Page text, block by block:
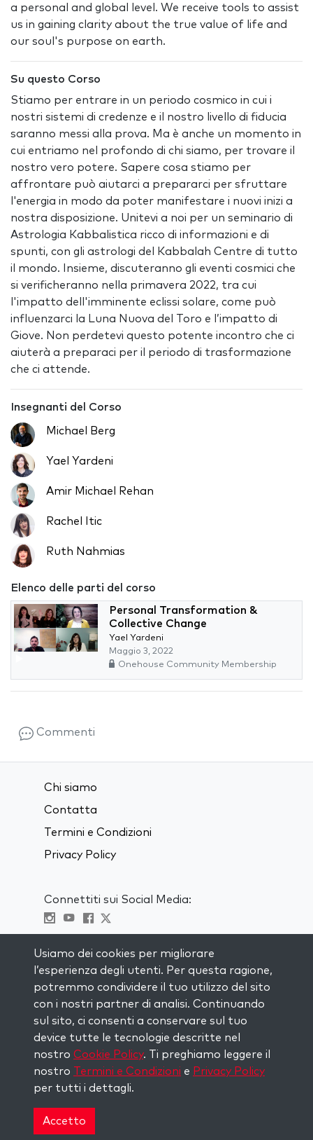
a personal and global level. We receive tools to assist
us in gaining clarity about the true value of life and
our soul's purpose on earth.
Su questo Corso
Stiamo per entrare in un periodo cosmico in cui i
nostri sistemi di credenze e il nostro livello di fiducia
saranno messi alla prova. Ma è anche un momento in
cui entriamo nel profondo di chi siamo, per trovare il
nostro vero potere. Sapere cosa stiamo per
affrontare può aiutarci a prepararci per sfruttare
l'energia in modo da poter manifestare i nuovi inizi a
nostra disposizione. Unitevi a noi per un seminario di
Astrologia Kabbalistica ricco di informazioni e di
spunti, con gli astrologi del Kabbalah Centre di tutto
il mondo. Insieme, discuteranno gli eventi cosmici che
si verificheranno nella primavera 2022, tra cui
l'impatto dell'imminente eclissi solare, come può
influenzarci la Luna Nuova del Toro e l’impatto di
Giove. Non perdetevi questo potente incontro che ci
aiuterà a preparaci per il periodo di trasformazione
che ci attende.
Insegnanti del Corso
Michael Berg
Yael Yardeni
Amir Michael Rehan
Rachel Itic
Ruth Nahmias
Elenco delle parti del corso
Personal Transformation &
Collective Change
Yael Yardeni
Maggio 3, 2022
Onehouse Community Membership
Commenti
Chi siamo
Contatta
Termini e Condizioni
Privacy Policy
Connettiti sui Social Media:
RIMANI AGGIORNATO
Iscriviti alla nostra mailing list e ricevi
ispirazione ogni settimana nella tua
casella di posta.
Iscriviti
reserved.
Usiamo dei cookies per migliorare
l’esperienza degli utenti. Per questa ragione,
potremmo condividere il tuo utilizzo del sito
con i nostri partner di analisi. Continuando
sul sito, ci consenti a conservare sul tuo
device tutte le tecnologie descritte nel
nostro Cookie Policy. Ti preghiamo leggere il
nostro Termini e Condizioni e Privacy Policy
per tutti i dettagli.
Accetto